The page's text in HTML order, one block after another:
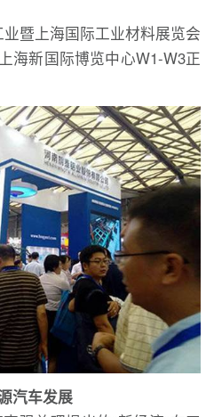
上海国际工业材料展览会
海新国际博览中心W1-W3正
汽车发展